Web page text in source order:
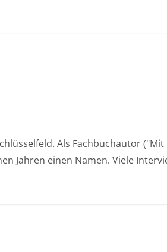
Als Fachbuchautor
Jahren einen Namen. Viele